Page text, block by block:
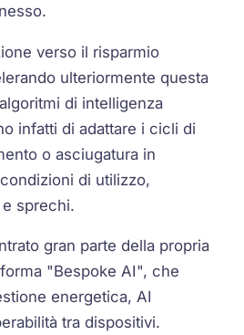
verso il risparmio
ulteriormente questa
di intelligenza
infatti di adattare i cicli di
o asciugatura in
di utilizzo,
sprechi.
gran parte della propria
"Bespoke AI", che
energetica, AI
tra dispositivi.